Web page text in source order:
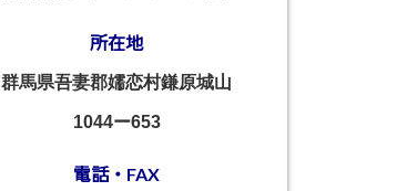
所在地
群馬県吾妻郡嬬恋村鎌原城山
1044ー653
電話・FAX